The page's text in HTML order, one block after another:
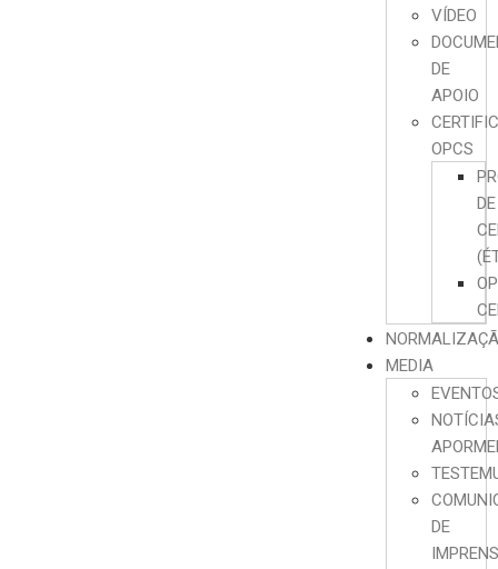
VÍDEO
DE
APOIO
OPCS
DE
MEDIA
DE